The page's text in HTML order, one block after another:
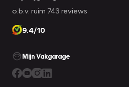
o.b.v. ruim 743 reviews
9.4/10
Mijn Vakgarage